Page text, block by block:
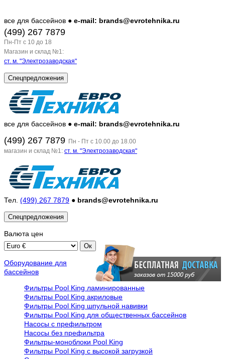
все для бассейнов ● e-mail: brands@evrotehnika.ru
(499) 267 7879
Пн-Пт c 10 до 18
Магазин и склад №1:
ст. м. "Электрозаводская"
Спецпредложения
все для бассейнов ● e-mail: brands@evrotehnika.ru
(499) 267 7879 Пн - Пт с 10.00 до 18.00
магазин и склад №1: ст. м. "Электрозаводская"
Тел. (499) 267 7879 ● brands@evrotehnika.ru
Спецпредложения
Валюта цен
Оборудование для
бассейнов
Фильтры Pool King ламинированные
Фильтры Pool King акриловые
Фильтры Pool King шпульной навивки
Фильтры Pool King для общественных бассейнов
Насосы с префильтром
Насосы без префильтра
Фильтры-моноблоки Pool King
Фильтры Pool King с высокой загрузкой